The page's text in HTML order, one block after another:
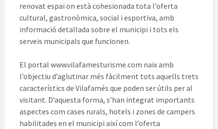
renovat espai on està cohesionada tota l’oferta
cultural, gastronòmica, social i esportiva, amb
informació detallada sobre el municipi i tots els
serveis municipals que funcionen.
El portal www.vilafamesturisme.com naix amb
l’objectiu d’aglutinar més fàcilment tots aquells trets
característics de Vilafamés que poden ser útils per al
visitant. D’aquesta forma, s’han integrat importants
aspectes com cases rurals, hotels i zones de campers
habilitades en el municipi així com l’oferta